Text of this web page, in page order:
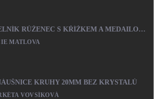
OCELOVÝ NÁHRDELNÍK RŮŽENEC S KŘÍŽKEM A MEDAILONEM
MATLOVA
KRUHY 20MM BEZ KRYSTALŮ
VOVSÍKOVÁ